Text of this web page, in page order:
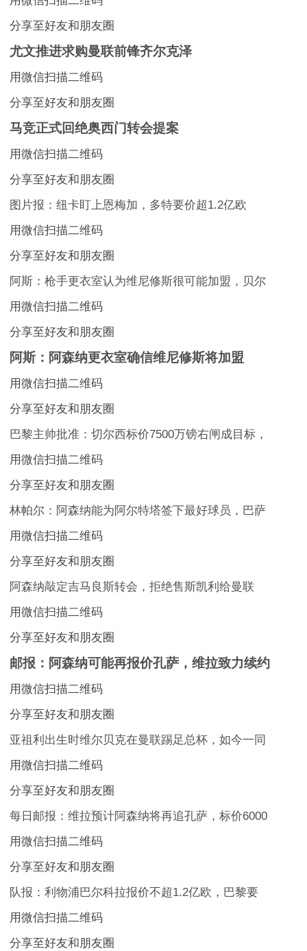
分享至好友和朋友圈
尤文推进求购曼联前锋齐尔克泽
用微信扫描二维码
分享至好友和朋友圈
马竞正式回绝奥西门转会提案
用微信扫描二维码
分享至好友和朋友圈
图片报：纽卡盯上恩梅加，多特要价超1.2亿欧
用微信扫描二维码
分享至好友和朋友圈
阿斯：枪手更衣室认为维尼修斯很可能加盟，贝尔
用微信扫描二维码
分享至好友和朋友圈
阿斯：阿森纳更衣室确信维尼修斯将加盟
用微信扫描二维码
分享至好友和朋友圈
巴黎主帅批准：切尔西标价7500万镑右闸成目标，
用微信扫描二维码
分享至好友和朋友圈
林帕尔：阿森纳能为阿尔特塔签下最好球员，巴萨
用微信扫描二维码
分享至好友和朋友圈
阿森纳敲定吉马良斯转会，拒绝售斯凯利给曼联
用微信扫描二维码
分享至好友和朋友圈
邮报：阿森纳可能再报价孔萨，维拉致力续约
用微信扫描二维码
分享至好友和朋友圈
亚祖利出生时维尔贝克在曼联踢足总杯，如今一同
用微信扫描二维码
分享至好友和朋友圈
每日邮报：维拉预计阿森纳将再追孔萨，标价6000
用微信扫描二维码
分享至好友和朋友圈
队报：利物浦巴尔科拉报价不超1.2亿欧，巴黎要
用微信扫描二维码
分享至好友和朋友圈